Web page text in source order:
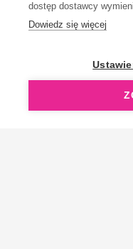
dostęp dostawcy
Dowiedz się więcej
OpenGift